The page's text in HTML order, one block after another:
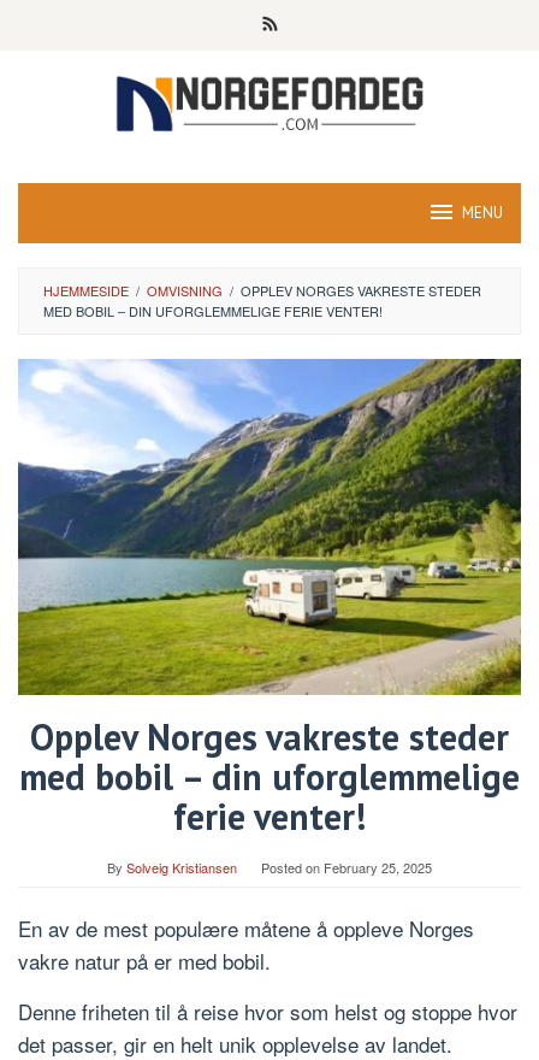
MENU
HJEMMESIDE / OMVISNING / OPPLEV NORGES VAKRESTE STEDER
MED BOBIL – DIN UFORGLEMMELIGE FERIE VENTER!
Opplev Norges vakreste steder
med bobil – din uforglemmelige
ferie venter!
By Solveig Kristiansen Posted on February 25, 2025
En av de mest populære måtene å oppleve Norges
vakre natur på er med bobil.
Denne friheten til å reise hvor som helst og stoppe hvor
det passer, gir en helt unik opplevelse av landet.